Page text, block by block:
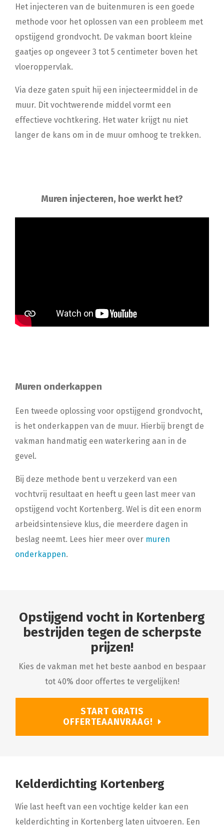
Het injecteren van de buitenmuren is een goede
methode voor het oplossen van een probleem met
opstijgend grondvocht. De vakman boort kleine
gaatjes op ongeveer 3 tot 5 centimeter boven het
vloeroppervlak.
Via deze gaten spuit hij een injecteermiddel in de
muur. Dit vochtwerende middel vormt een
effectieve vochtkering. Het water krijgt nu niet
langer de kans om in de muur omhoog te trekken.
Muren injecteren, hoe werkt het?
Muren onderkappen
Een tweede oplossing voor opstijgend grondvocht,
is het onderkappen van de muur. Hierbij brengt de
vakman handmatig een waterkering aan in de
gevel.
Bij deze methode bent u verzekerd van een
vochtvrij resultaat en heeft u geen last meer van
opstijgend vocht Kortenberg. Wel is dit een enorm
arbeidsintensieve klus, die meerdere dagen in
beslag neemt. Lees hier meer over muren
onderkappen.
Opstijgend vocht in Kortenberg
bestrijden tegen de scherpste
prijzen!
Kies de vakman met het beste aanbod en bespaar
tot 40% door offertes te vergelijken!
START GRATIS
OFFERTEAANVRAAG!
Kelderdichting Kortenberg
Wie last heeft van een vochtige kelder kan een
kelderdichting in Kortenberg laten uitvoeren. Een